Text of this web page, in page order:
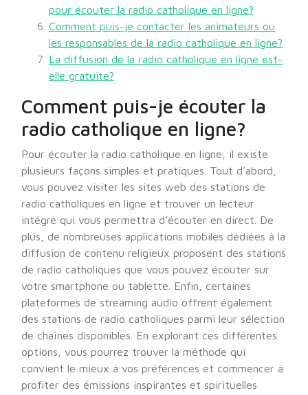
pour écouter la radio catholique en ligne?
Comment puis-je contacter les animateurs ou
les responsables de la radio catholique en ligne?
La diffusion de la radio catholique en ligne est-
elle gratuite?
Comment puis-je écouter la
radio catholique en ligne?
Pour écouter la radio catholique en ligne, il existe
plusieurs façons simples et pratiques. Tout d’abord,
vous pouvez visiter les sites web des stations de
radio catholiques en ligne et trouver un lecteur
intégré qui vous permettra d’écouter en direct. De
plus, de nombreuses applications mobiles dédiées à la
diffusion de contenu religieux proposent des stations
de radio catholiques que vous pouvez écouter sur
votre smartphone ou tablette. Enfin, certaines
plateformes de streaming audio offrent également
des stations de radio catholiques parmi leur sélection
de chaînes disponibles. En explorant ces différentes
options, vous pourrez trouver la méthode qui
convient le mieux à vos préférences et commencer à
profiter des émissions inspirantes et spirituelles